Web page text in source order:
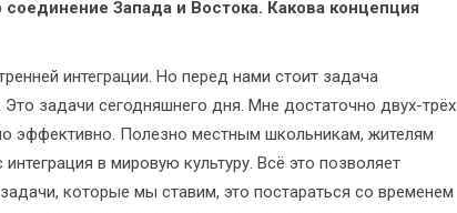
Запада и Востока. Какова концепция
интеграции. Но перед нами стоит задача
задачи сегодняшнего дня. Мне достаточно двух-трёх
эффективно. Полезно местным школьникам, жителям
в мировую культуру. Всё это позволяет
которые мы ставим, это постараться со временем